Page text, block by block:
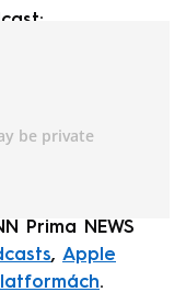
Prima NEWS
, Apple
.